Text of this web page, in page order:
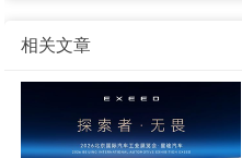
相关文章